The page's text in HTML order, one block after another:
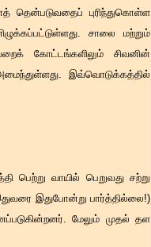
தென்படுவதைப் புரிந்துகொள்ள
சாலை மற்றும்
கோட்டங்களிலும் சிவனின்
இவ்வொடுக்கத்தில்
வாயில் பெறுவது சற்று
இதுபோன்று பார்த்தில்லை!)
மேலும் முதல் தள